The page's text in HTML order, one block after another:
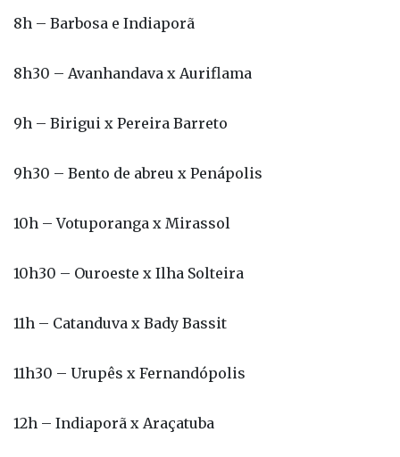
8h30 – Avanhandava x Auriflama
9h – Birigui x Pereira Barreto
9h30 – Bento de abreu x Penápolis
10h – Votuporanga x Mirassol
10h30 – Ouroeste x Ilha Solteira
11h – Catanduva x Bady Bassit
11h30 – Urupês x Fernandópolis
12h – Indiaporã x Araçatuba
12h30 – Auriflama x São José do Rio Preto